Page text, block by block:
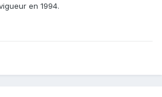
en 1994.